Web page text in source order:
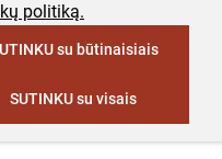
politiką.
su būtinaisiais
SUTINKU su visais